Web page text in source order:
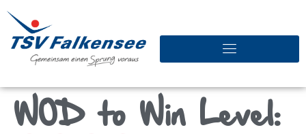
WOD to Win Level: